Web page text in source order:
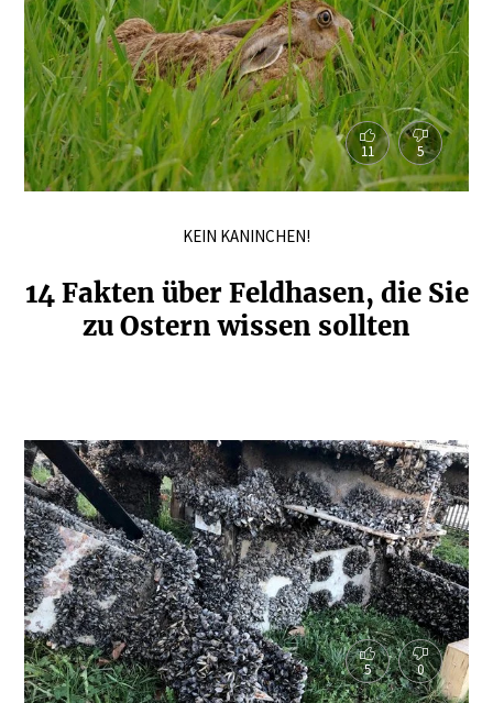
11 5
KEIN KANINCHEN!
14 Fakten über Feldhasen, die Sie
zu Ostern wissen sollten
5 0